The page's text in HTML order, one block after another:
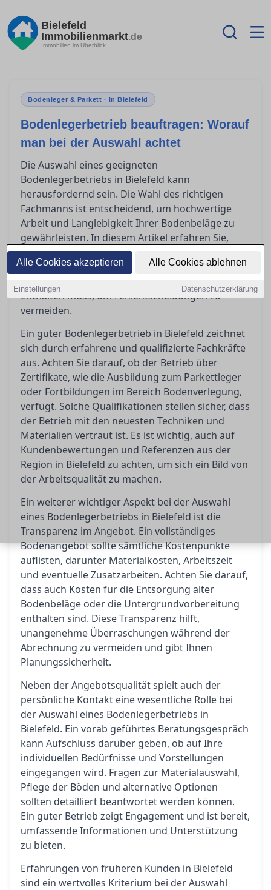
Alle Cookies akzeptieren Alle Cookies ablehnen
Einstellungen Datenschutzerklärung
Bielefeld
Immobilienmarkt.de
Immobilien im Überblick
Bodenleger & Parkett · in Bielefeld
Bodenlegerbetrieb beauftragen: Worauf
man bei der Auswahl achtet
Die Auswahl eines geeigneten
Bodenlegerbetriebs in Bielefeld kann
herausfordernd sein. Die Wahl des richtigen
Fachmanns ist entscheidend, um hochwertige
Arbeit und Langlebigkeit Ihrer Bodenbeläge zu
gewährleisten. In diesem Artikel erfahren Sie,
worauf Sie bei der Auswahl eines Betriebs achten
sollten, welche Qualifikationen und Nachweise
enthalten muss, um Fehlentscheidungen zu
vermeiden.
Ein guter Bodenlegerbetrieb in Bielefeld zeichnet
sich durch erfahrene und qualifizierte Fachkräfte
aus. Achten Sie darauf, ob der Betrieb über
Zertifikate, wie die Ausbildung zum Parkettleger
oder Fortbildungen im Bereich Bodenverlegung,
verfügt. Solche Qualifikationen stellen sicher, dass
der Betrieb mit den neuesten Techniken und
Materialien vertraut ist. Es ist wichtig, auch auf
Kundenbewertungen und Referenzen aus der
Region in Bielefeld zu achten, um sich ein Bild von
der Arbeitsqualität zu machen.
Ein weiterer wichtiger Aspekt bei der Auswahl
eines Bodenlegerbetriebs in Bielefeld ist die
Transparenz im Angebot. Ein vollständiges
Bodenangebot sollte sämtliche Kostenpunkte
auflisten, darunter Materialkosten, Arbeitszeit
und eventuelle Zusatzarbeiten. Achten Sie darauf,
dass auch Kosten für die Entsorgung alter
Bodenbeläge oder die Untergrundvorbereitung
enthalten sind. Diese Transparenz hilft,
unangenehme Überraschungen während der
Abrechnung zu vermeiden und gibt Ihnen
Planungssicherheit.
Neben der Angebotsqualität spielt auch der
persönliche Kontakt eine wesentliche Rolle bei
der Auswahl eines Bodenlegerbetriebs in
Bielefeld. Ein vorab geführtes Beratungsgespräch
kann Aufschluss darüber geben, ob auf Ihre
individuellen Bedürfnisse und Vorstellungen
eingegangen wird. Fragen zur Materialauswahl,
Pflege der Böden und alternative Optionen
sollten detailliert beantwortet werden können.
Ein guter Betrieb zeigt Engagement und ist bereit,
umfassende Informationen und Unterstützung
zu bieten.
Erfahrungen von früheren Kunden in Bielefeld
sind ein wertvolles Kriterium bei der Auswahl